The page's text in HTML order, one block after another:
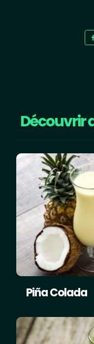
Découvrir
Piña Colada